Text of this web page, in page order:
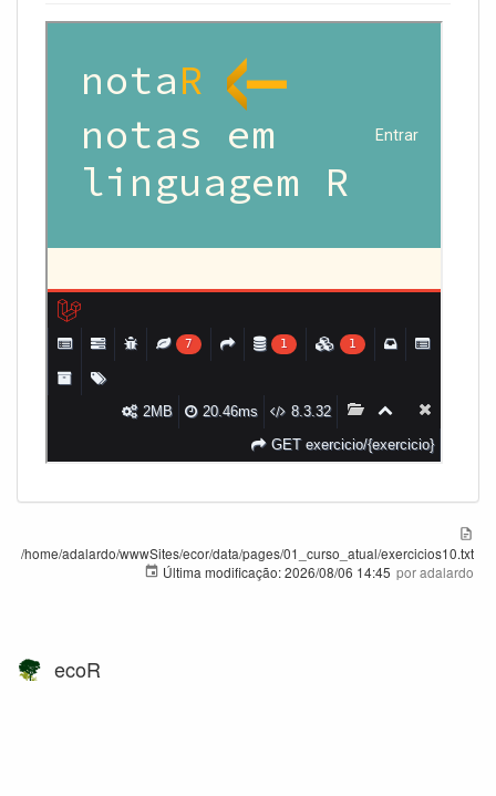
/home/adalardo/wwwSites/ecor/data/pages/01_curso_atual/exercicios10.txt
Última modificação:2026/08/06 14:45 poradalardo
ecoR